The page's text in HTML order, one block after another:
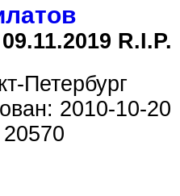
R.I.P.
Петербург
2010-10-20